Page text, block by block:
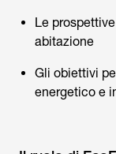
Le
abitazione
Gli obiettivi
energetico e